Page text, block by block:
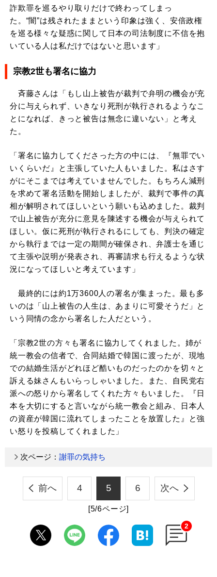
詐欺罪を巡るやり取りだけで終わってしまっ
た。“闇”は残されたままという印象は強く、安倍政権
を巡る様々な疑惑に関して日本の司法制度に不信を抱
いている人は私だけではないと思います」
宗教2世も署名に協力
斉藤さんは「もし山上被告が裁判で弁明の機会が充
分に与えられず、いきなり死刑が執行されるようなこ
とになれば、きっと被告は無念に違いない」と考え
た。
「署名に協力してくださった方の中には、『無罪でい
いくらいだ』と主張していた人もいました。私はさす
がにそこまでは考えていませんでした。もちろん減刑
を求めて署名活動を開始しましたが、裁判で事件の真
相が解明されてほしいという願いも込めました。裁判
で山上被告が充分に意見を陳述する機会が与えられて
ほしい。仮に死刑が執行されるにしても、判決の確定
から執行までは一定の期間が確保され、弁護士を通じ
て主張や説明が発表され、再審請求も行えるような状
況になってほしいと考えています」
最終的には約1万3600人の署名が集まった。最も多
いのは「山上被告の人生は、あまりに可愛そうだ」と
いう同情の念から署名した人だという。
「宗教2世の方々も署名に協力してくれました。姉が
統一教会の信者で、合同結婚で韓国に渡ったが、現地
での結婚生活がどれほど酷いものだったのかを切々と
訴える妹さんもいらっしゃいました。また、自民党右
派への怒りから署名してくれた方々もいました。『日
本を大切にすると言いながら統一教会と組み、日本人
の資産が韓国に流れてしまったことを放置した』と強
い怒りを投稿してくれました」
次ページ： 謝罪の気持ち
前へ 4 5 6 次へ
[5/6ページ]
2